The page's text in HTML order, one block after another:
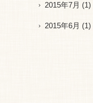
2015年7月 (1)
2015年6月 (1)